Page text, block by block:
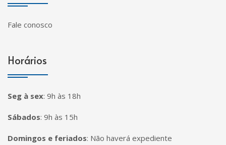
Fale conosco
Horários
Seg à sex: 9h às 18h
Sábados: 9h às 15h
Domingos e feriados: Não haverá expediente